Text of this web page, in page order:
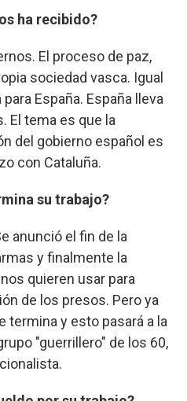
ha recibido?
El proceso de paz,
sociedad vasca. Igual
España. España lleva
El tema es que la
del gobierno español es
con Cataluña.
su trabajo?
anunció el fin de la
y finalmente la
quieren usar para
de los presos. Pero ya
termina y esto pasará a la
"guerrillero" de los 60,